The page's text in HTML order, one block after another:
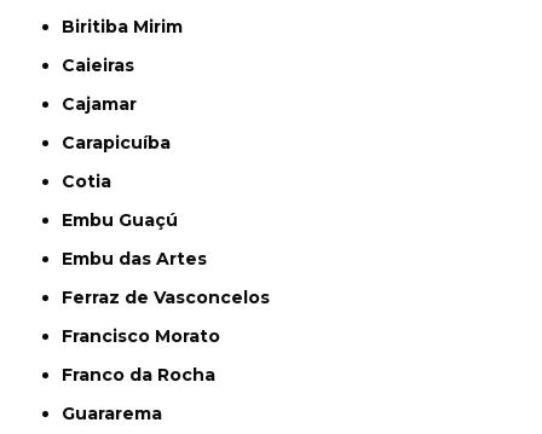
Biritiba Mirim
Caieiras
Cajamar
Carapicuíba
Cotia
Embu Guaçú
Embu das Artes
Ferraz de Vasconcelos
Francisco Morato
Franco da Rocha
Guararema